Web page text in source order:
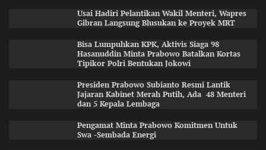
Usai Hadiri Pelantikan Wakil Menteri, Wapres
Gibran Langsung Blusukan ke Proyek MRT
Bisa Lumpuhkan KPK, Aktivis Siaga 98
Hasanuddin Minta Prabowo Batalkan Kortas
Tipikor Polri Bentukan Jokowi
Presiden Prabowo Subianto Resmi Lantik
Jajaran Kabinet Merah Putih, Ada 48 Menteri
dan 5 Kepala Lembaga
Pengamat Minta Prabowo Komitmen Untuk
Swa -Sembada Energi